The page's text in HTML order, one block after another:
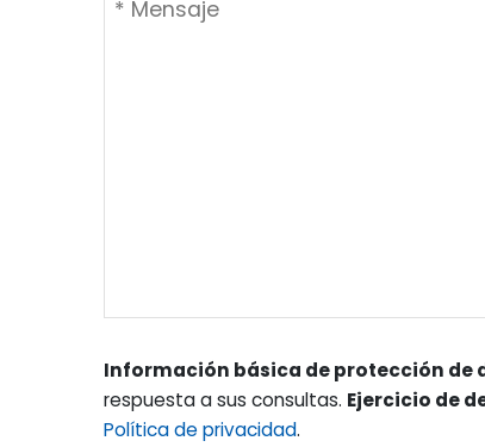
Información básica de protección de
respuesta a sus consultas. Ejercicio de
Política de privacidad.